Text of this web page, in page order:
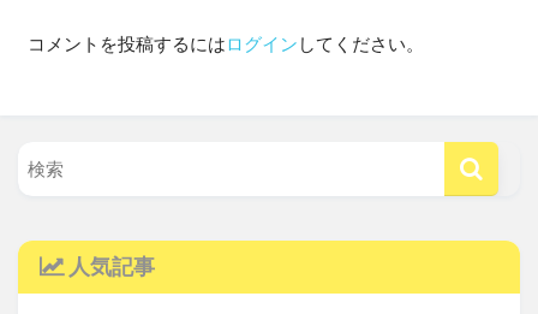
コメントを投稿するにはログイン してください。
人気記事